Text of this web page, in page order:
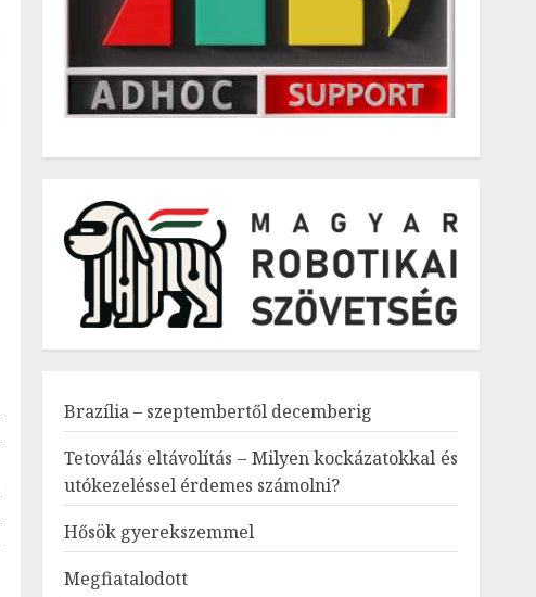
Brazília – szeptembertől decemberig
Tetoválás eltávolítás – Milyen kockázatokkal és
utókezeléssel érdemes számolni?
Hősök gyerekszemmel
Megfiatalodott